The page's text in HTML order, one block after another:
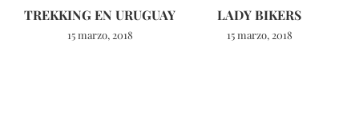
TREKKING EN URUGUAY
15 marzo, 2018
LADY BIKERS
15 marzo, 2018